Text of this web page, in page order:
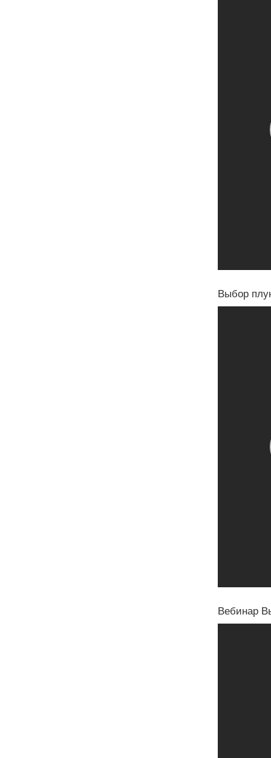
Выбор
Вебинар